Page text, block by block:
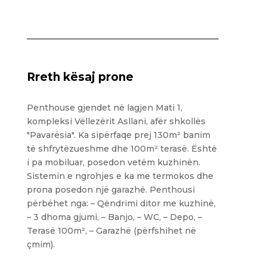
Rreth kësaj prone
Penthouse gjendet në lagjen Mati 1,
kompleksi Vëllezërit Asllani, afër shkollës
"Pavarësia". Ka sipërfaqe prej 130m² banim
të shfrytëzueshme dhe 100m² terasë. Është
i pa mobiluar, posedon vetëm kuzhinën.
Sistemin e ngrohjes e ka me termokos dhe
prona posedon një garazhë. Penthousi
përbëhet nga: – Qëndrimi ditor me kuzhinë,
– 3 dhoma gjumi, – Banjo, – WC, – Depo, –
Terasë 100m², – Garazhë (përfshihet në
çmim).